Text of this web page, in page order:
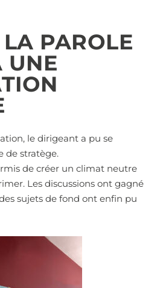
PAROLE
UNE
le dirigeant a pu se
de stratège.
de créer un climat neutre
Les discussions ont gagné
sujets de fond ont enfin pu